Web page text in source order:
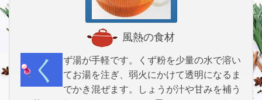
風熱の食材
くず湯が手軽です。くず粉を少量の水で溶い
てお湯を注ぎ、弱火にかけて透明になるま
でかき混ぜます。しょうが汁や甘みを補う